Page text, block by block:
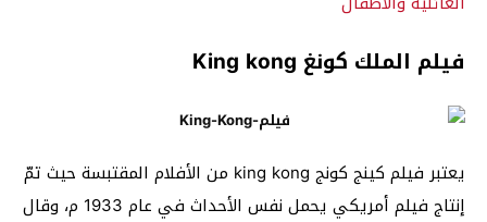
فيلم الملك كونغ King kong
يعتبر فيلم كينج كونج king kong من الأفلام المقتبسة حيث تمّ
إنتاج فيلم أمريكي يحمل نفس الأحداث في عام 1933 م، وقال